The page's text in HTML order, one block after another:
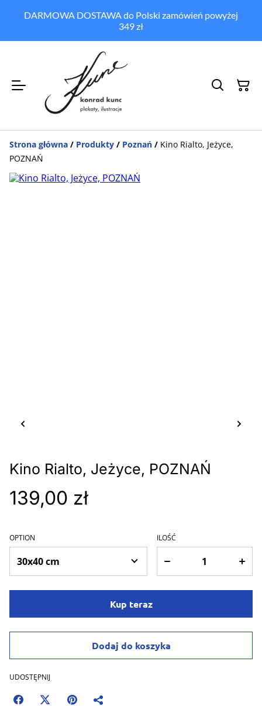
DARMOWA DOSTAWA do Polski zamówień powyżej
349 zł
Strona główna / Produkty / Poznań / Kino Rialto, Jeżyce,
POZNAŃ
Kino Rialto, Jeżyce, POZNAŃ
139,00 zł
OPTION ILOŚĆ
Kup teraz
Dodaj do koszyka
UDOSTĘPNIJ